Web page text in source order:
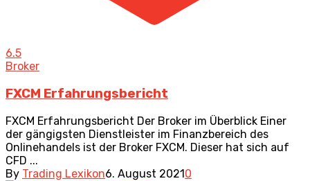
6.5
Broker
FXCM Erfahrungsbericht
FXCM Erfahrungsbericht Der Broker im Überblick Einer
der gängigsten Dienstleister im Finanzbereich des
Onlinehandels ist der Broker FXCM. Dieser hat sich auf
CFD ...
By Trading Lexikon6. August 20210